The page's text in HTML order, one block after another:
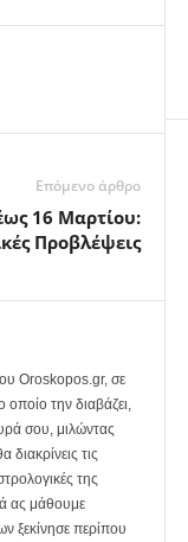
Επόμενο άρθρο
16 Μαρτίου:
Προβλέψεις
Oroskopos.gr, σε
οποίο την διαβάζει,
σου, μιλώντας
τις
της
ας μάθουμε
ξεκίνησε περίπου